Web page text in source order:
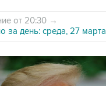
от 20:30 →
за день: среда, 27 марта